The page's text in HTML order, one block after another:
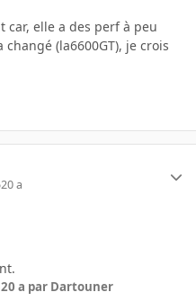
car, elle a des perf à peu
(la6600GT), je crois
20 a
20 a par Dartouner